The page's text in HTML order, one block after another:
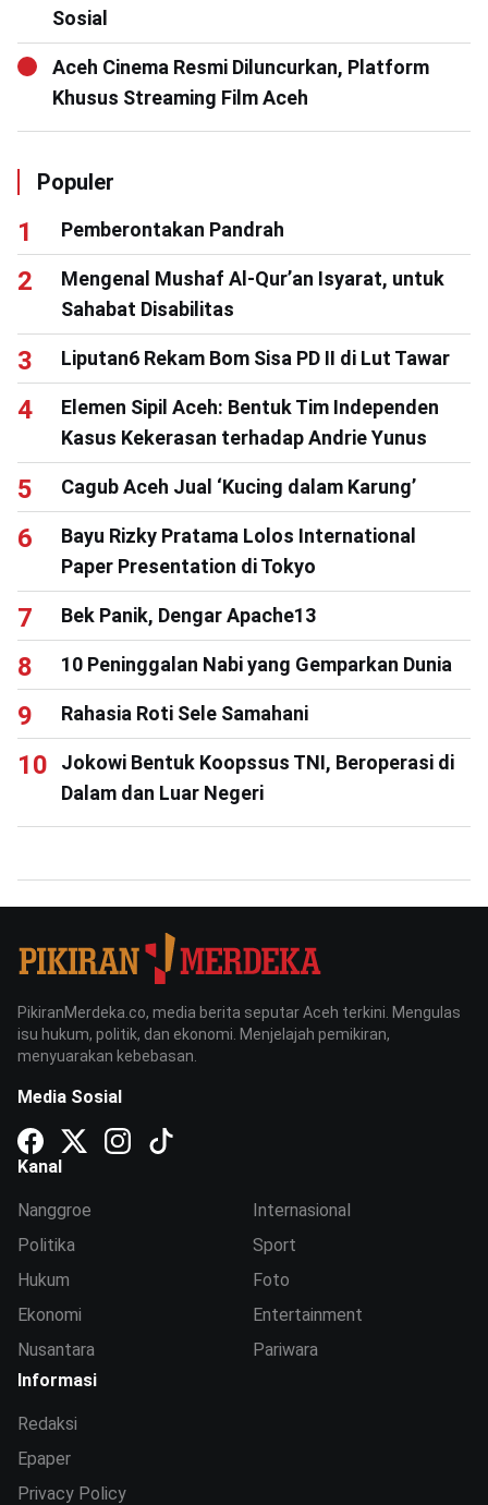
Sosial
Aceh Cinema Resmi Diluncurkan, Platform
Khusus Streaming Film Aceh
Populer
Pemberontakan Pandrah
Mengenal Mushaf Al-Qur’an Isyarat, untuk
Sahabat Disabilitas
Liputan6 Rekam Bom Sisa PD II di Lut Tawar
Elemen Sipil Aceh: Bentuk Tim Independen
Kasus Kekerasan terhadap Andrie Yunus
Cagub Aceh Jual ‘Kucing dalam Karung’
Bayu Rizky Pratama Lolos International
Paper Presentation di Tokyo
Bek Panik, Dengar Apache13
10 Peninggalan Nabi yang Gemparkan Dunia
Rahasia Roti Sele Samahani
Jokowi Bentuk Koopssus TNI, Beroperasi di
Dalam dan Luar Negeri
PikiranMerdeka.co, media berita seputar Aceh terkini. Mengulas
isu hukum, politik, dan ekonomi. Menjelajah pemikiran,
menyuarakan kebebasan.
Media Sosial
Kanal
Nanggroe
Politika
Hukum
Ekonomi
Nusantara
Internasional
Sport
Foto
Entertainment
Pariwara
Informasi
Redaksi
Epaper
Privacy Policy